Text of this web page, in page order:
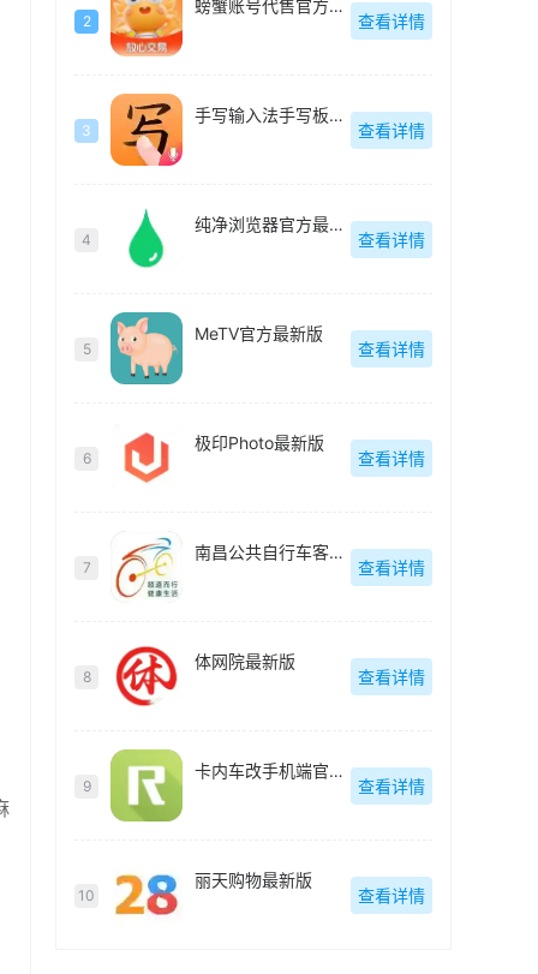
2
螃蟹账号代售官方最新版
查看详情
3
手写输入法手写板最新版
查看详情
4
纯净浏览器官方最新版
查看详情
5
MeTV官方最新版
查看详情
6
极印Photo最新版
查看详情
7
南昌公共自行车客户端(洪城乐骑行)最新版
查看详情
8
体网院最新版
查看详情
9
卡内车改手机端官方最新版
查看详情
10
丽天购物最新版
查看详情